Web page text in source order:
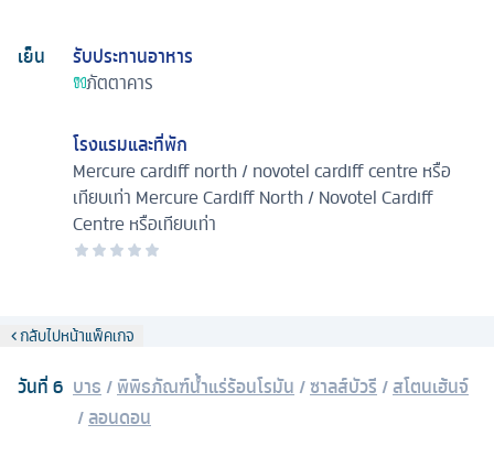
เย็น
รับประทานอาหาร
ภัตตาคาร
โรงแรมและที่พัก
Mercure cardiff north / novotel cardiff centre หรือ
เทียบเท่า Mercure Cardiff North / Novotel Cardiff
Centre หรือเทียบเท่า
กลับไปหน้าแพ็คเกจ
วันที่6 บาธ /พิพิธภัณฑ์น้ำแร่ร้อนโรมัน /ซาลส์บัวรี /สโตนเฮ้นจ์
/ลอนดอน